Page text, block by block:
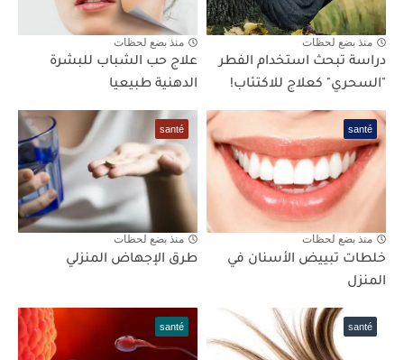
منذ بضع لحظات
دراسة تبحث استخدام الفطر
"السحري" كعلاج للاكتئاب!
منذ بضع لحظات
علاج حب الشباب للبشرة
الدهنية طبيعيا
santé
منذ بضع لحظات
خلطات تبييض الأسنان في
المنزل
santé
منذ بضع لحظات
طرق الإجهاض المنزلي
santé
santé